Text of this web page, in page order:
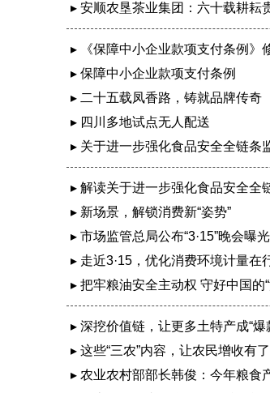
▸ 安顺农垦茶业集团：六十载耕耘
▸ 《保障中小企业款项支付条例》
▸ 保障中小企业款项支付条例
▸ 二十五载凤香路，铸就品牌传奇
▸ 四川多地试点无人配送
▸ 关于进一步强化食品安全全链条
▸ 解读关于进一步强化食品安全全
▸ 新场景，解锁消费新“姿势”
▸ 市场监管总局公布“3·15”晚会曝
▸ 走近3·15，优化消费环境计量在
▸ 把牢粮油安全主动权 守好中国的
▸ 深挖价值链，让更多土特产成“爆
▸ 这些“三农”内容，让农民增收有了
▸ 农业农村部部长韩俊：今年粮食